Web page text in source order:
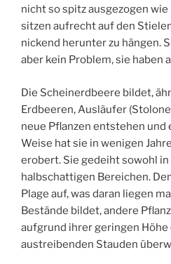
nicht so spitz ausgezogen
sitzen aufrecht auf den
nickend herunter zu hängen.
aber kein Problem, sie haben
Die Scheinerdbeere bildet,
Erdbeeren, Ausläufer
neue Pflanzen entstehen und
Weise hat sie in wenigen
erobert. Sie gedeiht sowohl in
halbschattigen Bereichen.
Plage auf, was daran liegen
Bestände bildet, andere
aufgrund ihrer geringen
austreibenden Stauden